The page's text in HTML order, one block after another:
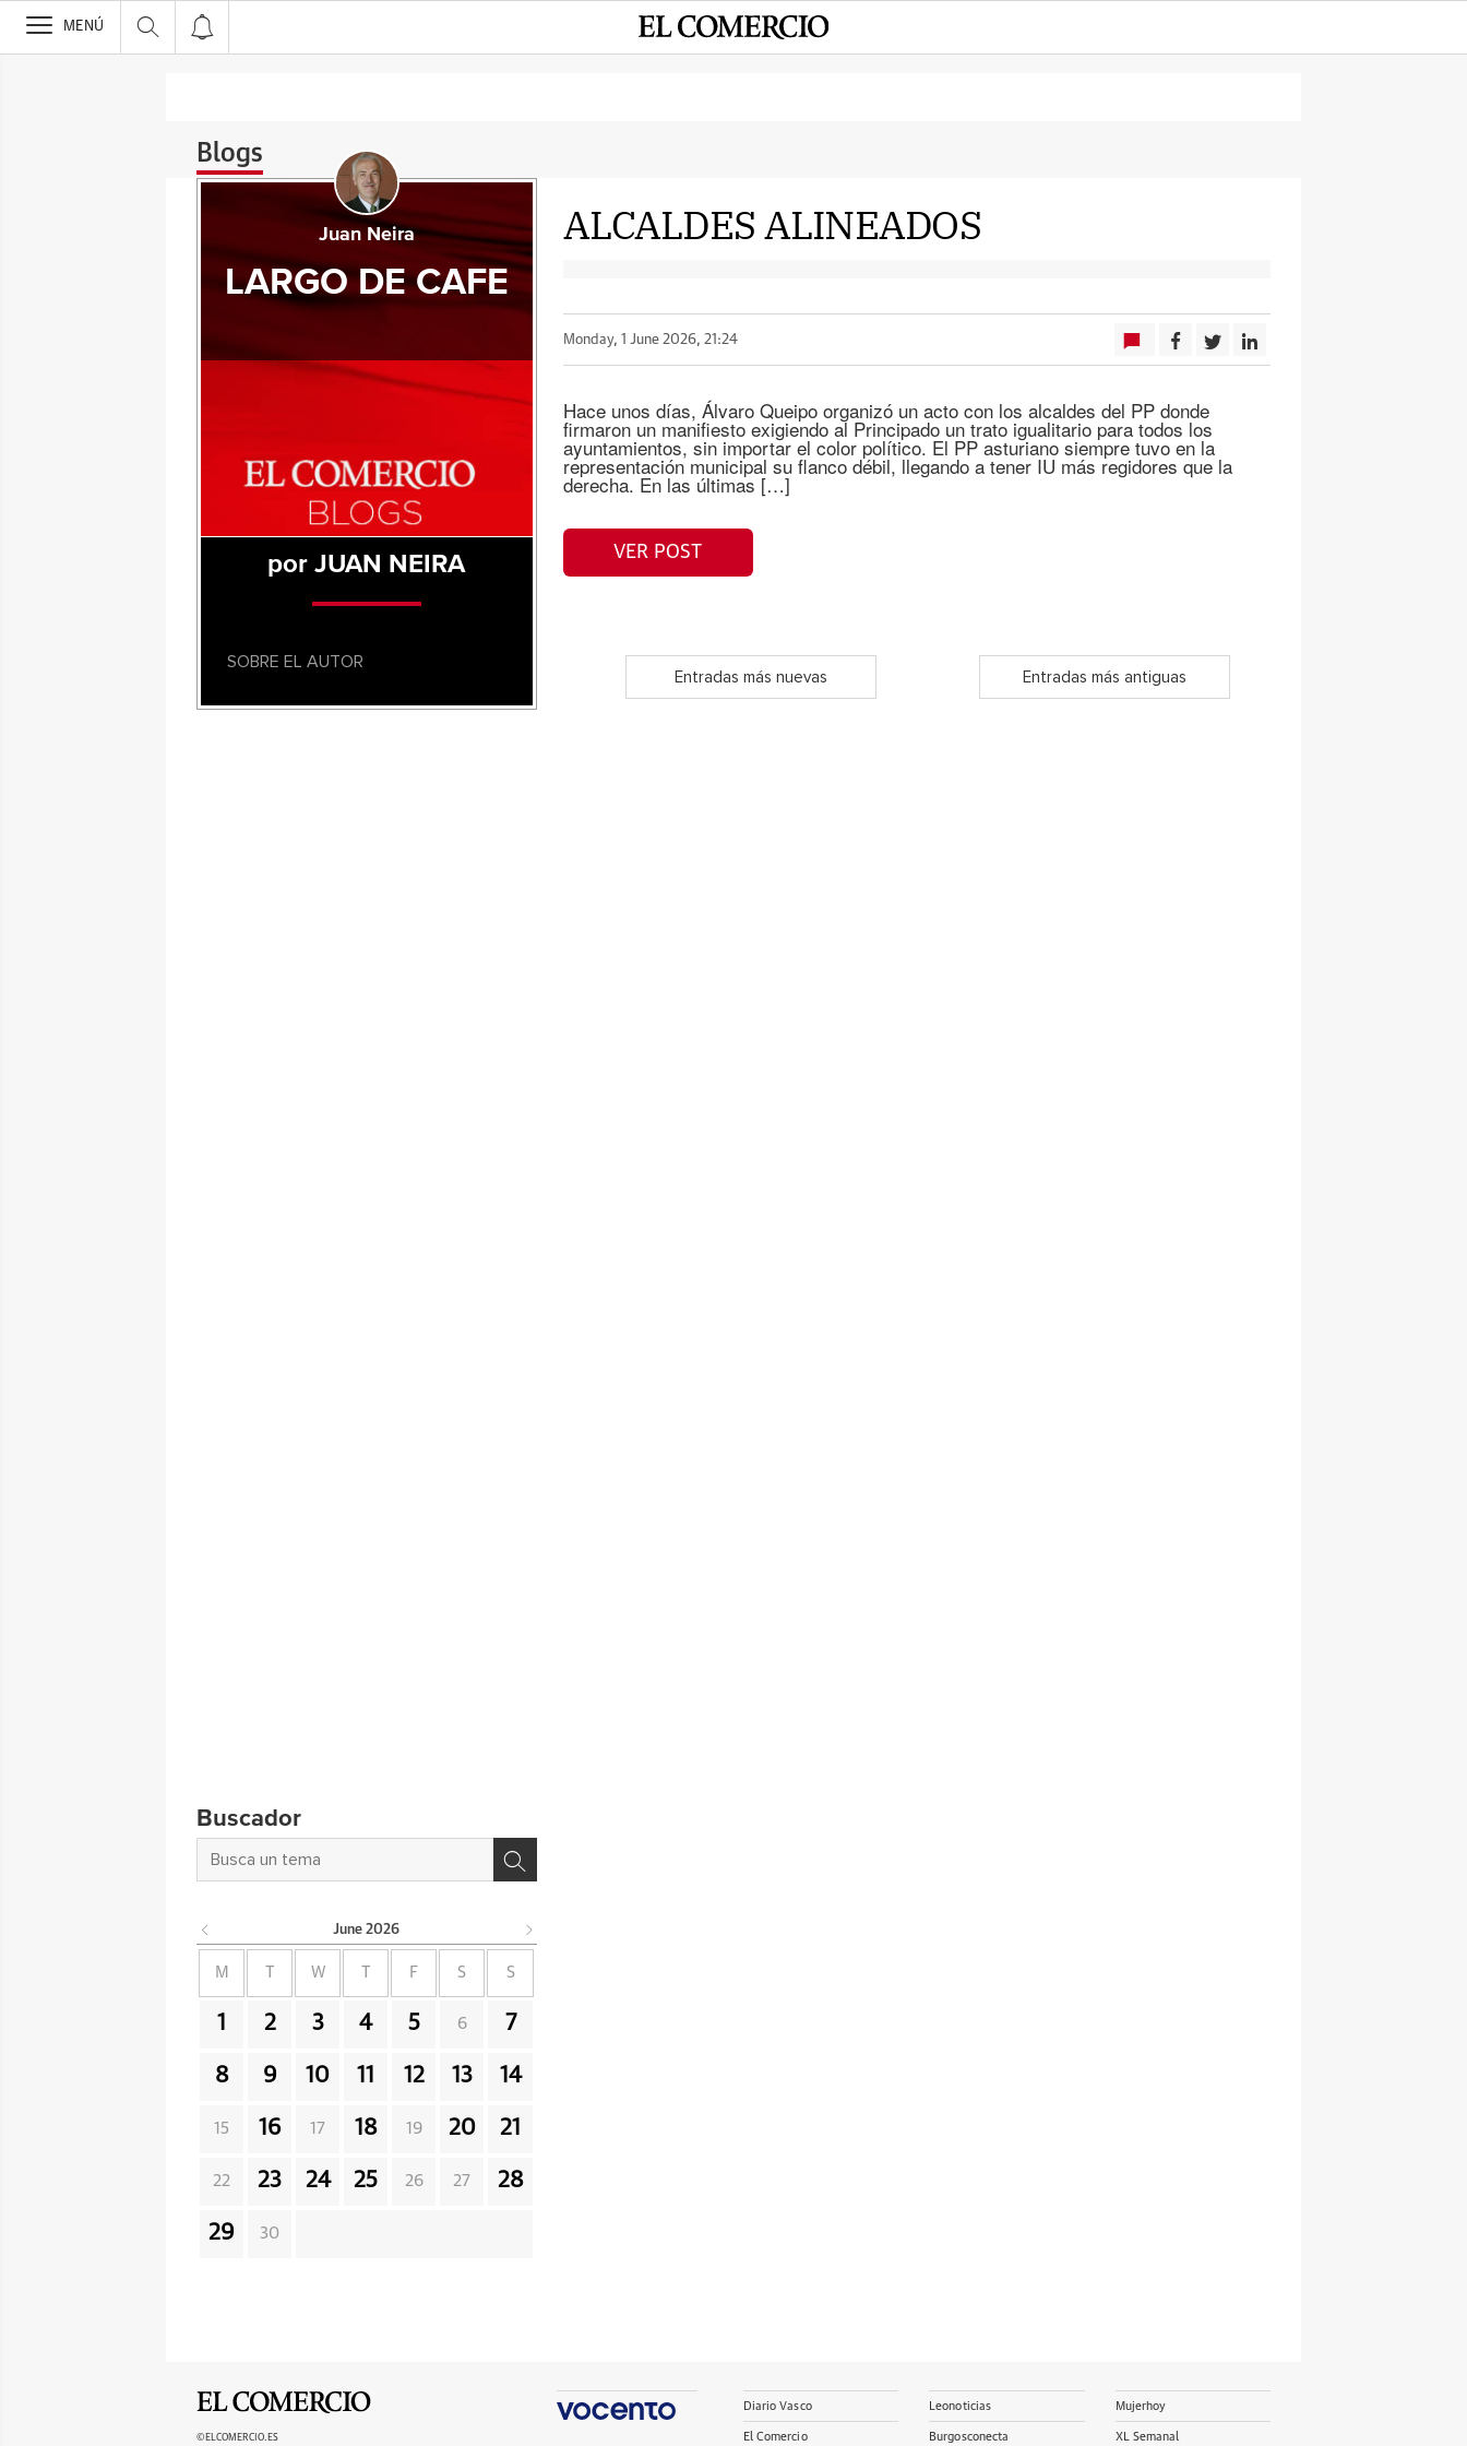
>
MENÚ
Blogs
ALCALDES ALINEADOS
Monday, 1 June 2026, 21:24
Hace unos días, Álvaro Queipo organizó un acto con los alcaldes del PP donde
firmaron un manifiesto exigiendo al Principado un trato igualitario para todos los
ayuntamientos, sin importar el color político. El PP asturiano siempre tuvo en la
representación municipal su flanco débil, llegando a tener IU más regidores que la
derecha. En las últimas […]
VER POST
Entradas más nuevas Entradas más antiguas
Juan Neira
LARGO DE CAFE
por JUAN NEIRA
SOBRE EL AUTOR
Buscador
June 2026
M W F S S
1 2 3 4 5 6 7
8 9 10 11 12 13 14
15 16 17 18 19 20 21
22 23 24 25 26 27 28
29 30
©ELCOMERCIO.ES
Diario Vasco
El Comercio
Leonoticias
Burgosconecta
Mujerhoy
XL Semanal